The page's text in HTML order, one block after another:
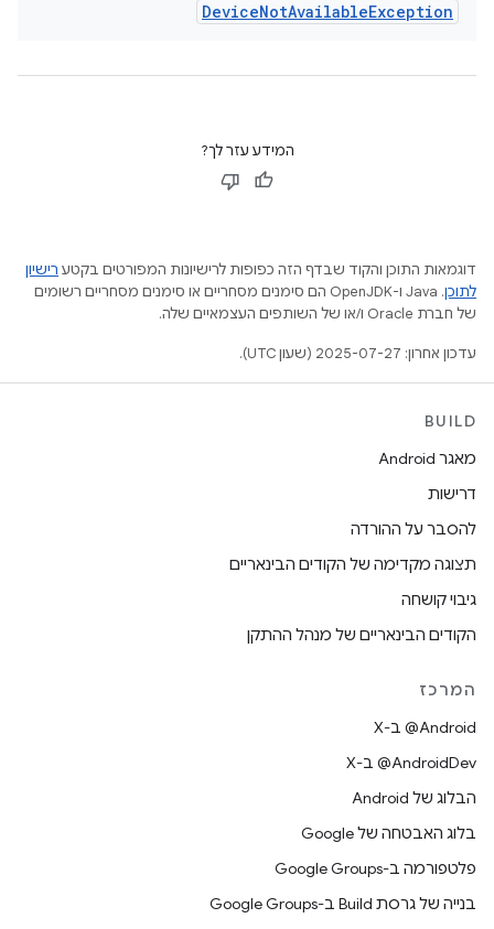
DeviceNotAvailableException
המידע עזר לך?
דוגמאות התוכן והקוד שבדף הזה כפופות לרישיונות המפורטים בקטע רישיון
לתוכן
.‏ Java ו-OpenJDK הם סימנים מסחריים או סימנים מסחריים רשומים
של חברת Oracle ו/או של השותפים העצמאיים שלה.
עדכון אחרון: 2025-07-27 (שעון UTC).
BUILD
מאגר Android
דרישות
להסבר על ההורדה
תצוגה מקדימה של הקודים הבינאריים
גיבוי קושחה
הקודים הבינאריים של מנהל ההתקן
המרכז
‫‎@Android ב-X
‫‎@AndroidDev ב-X
הבלוג של Android
בלוג האבטחה של Google
פלטפורמה ב-Google Groups
בנייה של גרסת Build ב-Google Groups